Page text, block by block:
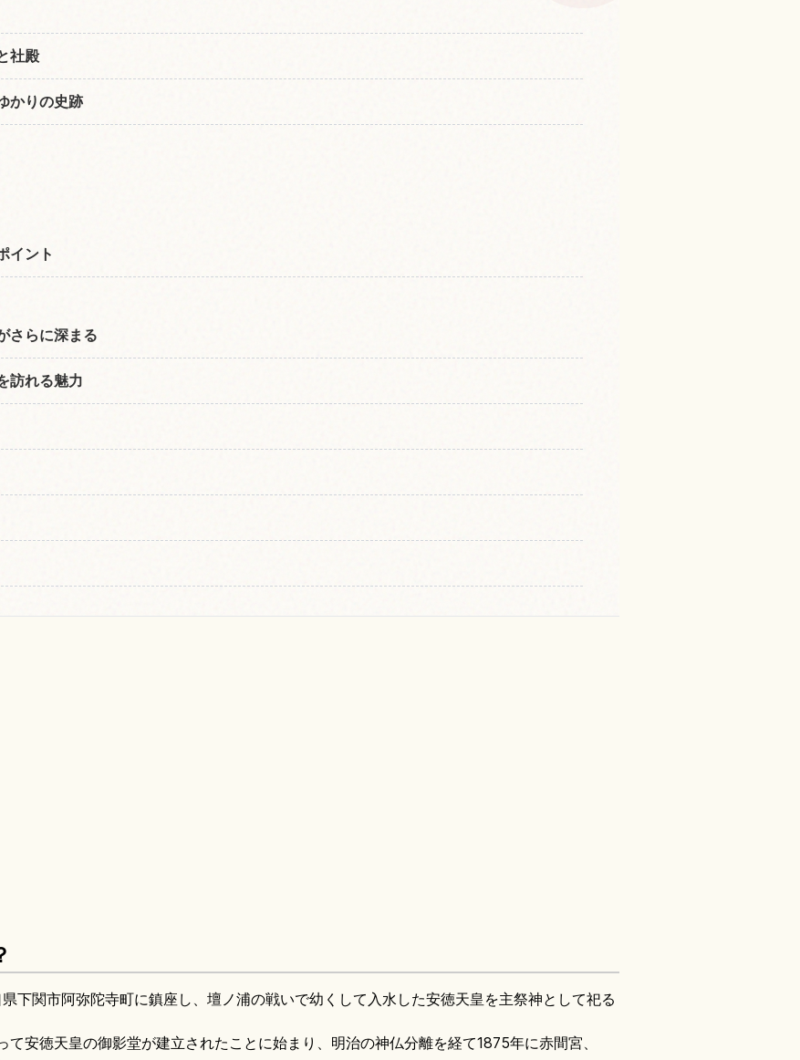
社殿
かりの史跡
イント
さらに深まる
訪れる魅力
下関市阿弥陀寺町に鎮座し、壇ノ浦の戦いで幼くして入水した安徳天皇を主祭神として祀る
て安徳天皇の御影堂が建立されたことに始まり、明治の神仏分離を経て1875年に赤間宮、